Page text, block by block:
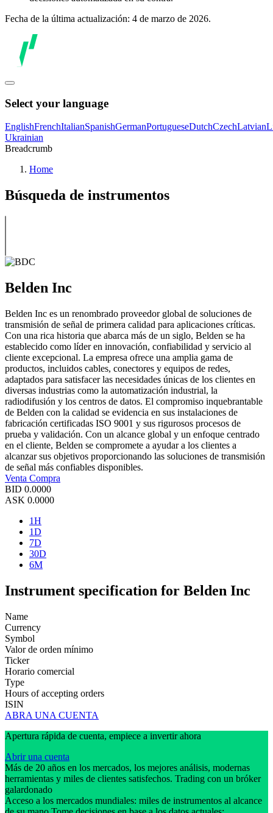
Fecha de la última actualización: 4 de marzo de 2026.
Select your language
EnglishFrenchItalianSpanishGermanPortugueseDutchCzechLatvian
Ukrainian
Breadcrumb
Home
Búsqueda de instrumentos
Belden Inc
Belden Inc es un renombrado proveedor global de soluciones de
transmisión de señal de primera calidad para aplicaciones críticas.
Con una rica historia que abarca más de un siglo, Belden se ha
establecido como líder en innovación, confiabilidad y servicio al
cliente excepcional. La empresa ofrece una amplia gama de
productos, incluidos cables, conectores y equipos de redes,
adaptados para satisfacer las necesidades únicas de los clientes en
diversas industrias como la automatización industrial, la
radiodifusión y los centros de datos. El compromiso inquebrantable
de Belden con la calidad se evidencia en sus instalaciones de
fabricación certificadas ISO 9001 y sus rigurosos procesos de
prueba y validación. Con un alcance global y un enfoque centrado
en el cliente, Belden se compromete a ayudar a los clientes a
alcanzar sus objetivos proporcionando las soluciones de transmisión
de señal más confiables disponibles.
Venta Compra
BID 0.0000
ASK 0.0000
1H
1D
7D
30D
6M
Instrument specification for Belden Inc
Name
Currency
Symbol
Valor de orden mínimo
Ticker
Horario comercial
Type
Hours of accepting orders
ISIN
ABRA UNA CUENTA
Apertura rápida de cuenta, empiece a invertir ahora
Abrir una cuenta
Más de 20 años en los mercados, los mejores análisis, modernas
herramientas y miles de clientes satisfechos. Trading con un bróker
galardonado
Acceso a los mercados mundiales: miles de instrumentos al alcance